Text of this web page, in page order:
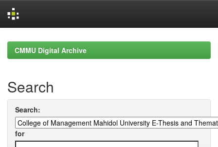
navigationCMMU Digital Archive
Search
Search:
for